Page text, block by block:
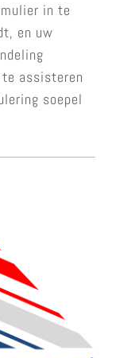
in te
en uw
assisteren
soepel